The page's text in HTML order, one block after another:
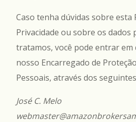
Caso tenha dúvidas sobre esta
Privacidade ou sobre os dados
tratamos, você pode entrar em
nosso Encarregado de
Pessoais, através dos
José C. Melo